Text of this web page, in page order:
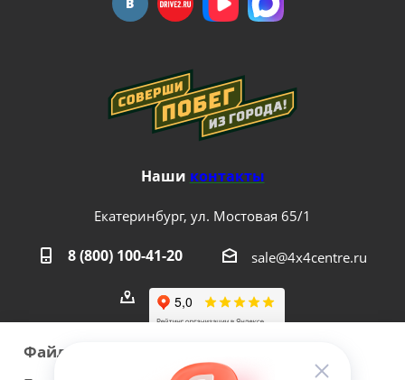
Наши контакты
Екатеринбург, ул. Мостовая 65/1
8 (800) 100-41-20 sale@4x4centre.ru
Файлы cookie